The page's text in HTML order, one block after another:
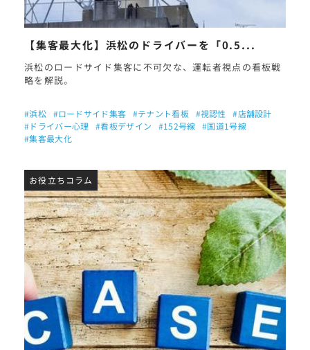
【集客最大化】浜松のドライバーを「0.5...
浜松のロードサイド集客に不可欠な、運転者視点の看板戦
略を解説。
#浜松 #ロードサイド集客 #テナント看板 #視認性
#店舗設計
#ドライバー心理 #看板デザイン #152号線 #国道1号線
#集客最大化
お役立ちコラム